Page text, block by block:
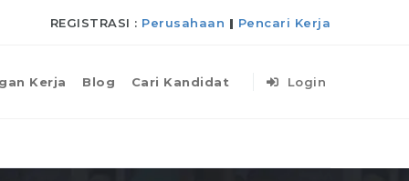
REGISTRASI : Perusahaan | Pencari Kerja
Kerja Blog Cari Kandidat Login